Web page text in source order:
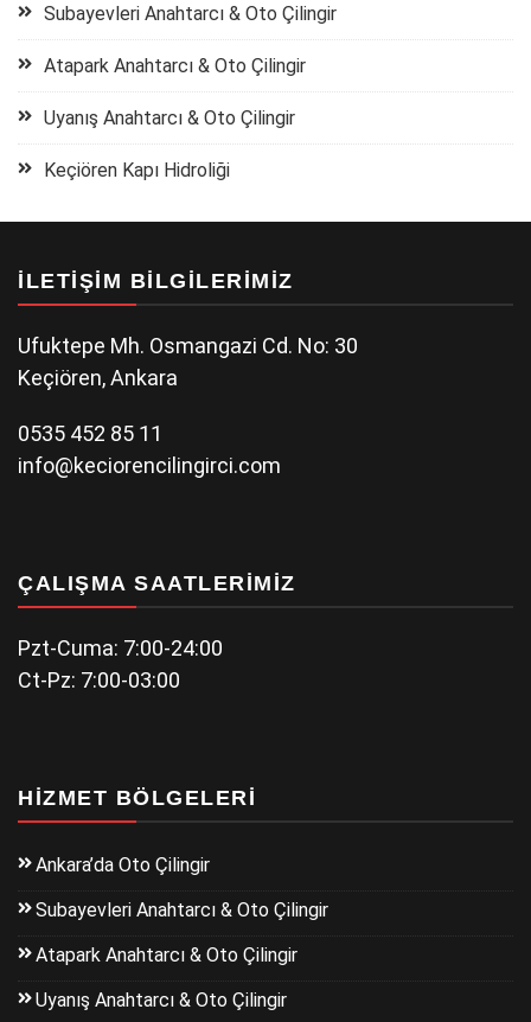
Subayevleri Anahtarcı & Oto Çilingir
Atapark Anahtarcı & Oto Çilingir
Uyanış Anahtarcı & Oto Çilingir
Keçiören Kapı Hidroliği
İLETIŞIM BILGILERIMIZ
Ufuktepe Mh. Osmangazi Cd. No: 30
Keçiören, Ankara
0535 452 85 11
info@keciorencilingirci.com
ÇALIŞMA SAATLERIMIZ
Pzt-Cuma: 7:00-24:00
Ct-Pz: 7:00-03:00
HIZMET BÖLGELERI
Ankara’da Oto Çilingir
Subayevleri Anahtarcı & Oto Çilingir
Atapark Anahtarcı & Oto Çilingir
Uyanış Anahtarcı & Oto Çilingir